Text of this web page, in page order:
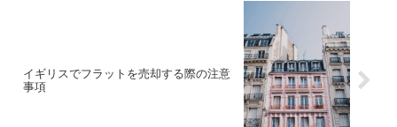
イギリスでフラットを売却する際の注意
事項